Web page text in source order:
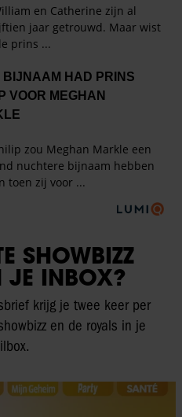
SHOWBIZZ
JE INBOX?
krijg je twee keer per
en de royals in je